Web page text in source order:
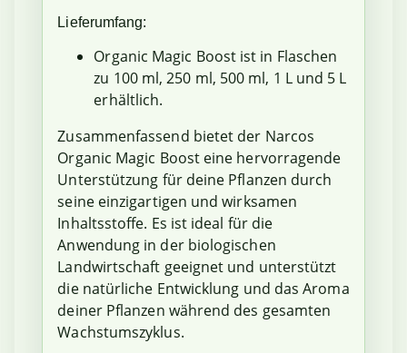
Lieferumfang:
Organic Magic Boost ist in Flaschen
zu 100 ml, 250 ml, 500 ml, 1 L und 5 L
erhältlich.
Zusammenfassend bietet der Narcos
Organic Magic Boost eine hervorragende
Unterstützung für deine Pflanzen durch
seine einzigartigen und wirksamen
Inhaltsstoffe. Es ist ideal für die
Anwendung in der biologischen
Landwirtschaft geeignet und unterstützt
die natürliche Entwicklung und das Aroma
deiner Pflanzen während des gesamten
Wachstumszyklus.